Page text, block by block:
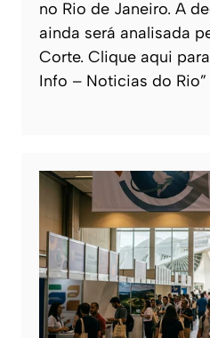
no Rio de Janeiro. A
ainda será analisada
Corte. Clique aqui
Info – Noticias do Rio”